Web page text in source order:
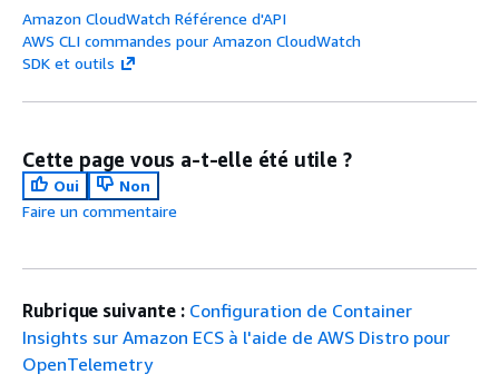
Amazon CloudWatch Référence d'API
AWS CLI commandes pour Amazon CloudWatch
SDK et outils
Cette page vous a-t-elle été utile ?
Oui
Non
Faire un commentaire
Rubrique suivante : Configuration de Container
Insights sur Amazon ECS à l'aide de AWS Distro pour
OpenTelemetry